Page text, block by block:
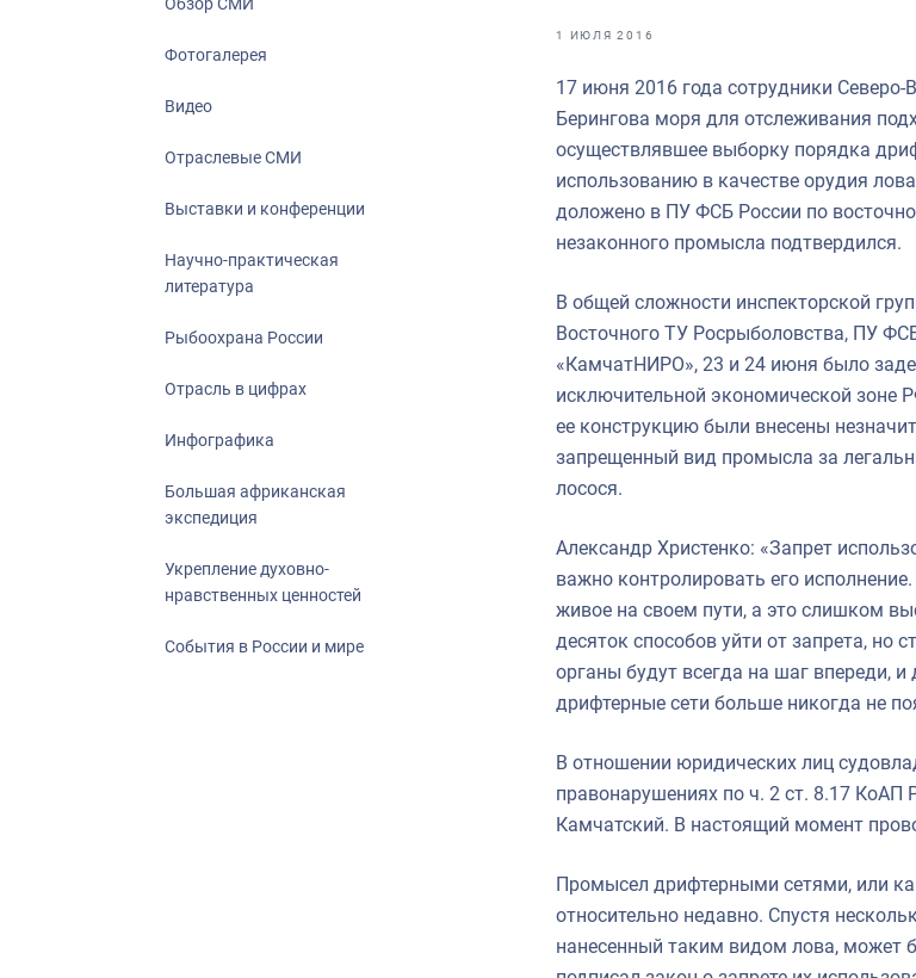
Большая африканская экспедиция
Фотогалерея
Видео
Отраслевые СМИ
Выставки и конференции
Научно-практическая
литература
Рыбоохрана России
Отрасль в цифрах
Инфографика
Большая африканская
экспедиция
Укрепление духовно-
нравственных ценностей
События в России и мире
1 ИЮЛЯ 2016
17 июня 2016 года сотрудники
Берингова моря для отслеживания
осуществлявшее выборку порядка
использованию в качестве орудия
доложено в ПУ ФСБ России по
незаконного промысла подтвердился.
В общей сложности инспекторской
Восточного ТУ Росрыболовства, ПУ
«КамчатНИРО», 23 и 24 июня было
исключительной экономической зоне
ее конструкцию были внесены
запрещенный вид промысла за
лосося.
Александр Христенко: «Запрет
важно контролировать его
живое на своем пути, а это слишком
десяток способов уйти от запрета, но
органы будут всегда на шаг впереди,
дрифтерные сети больше никогда не
В отношении юридических лиц
правонарушениях по ч. 2 ст. 8.17 КоАП
Камчатский. В настоящий момент
Промысел дрифтерными сетями, или
относительно недавно. Спустя
нанесенный таким видом лова, может